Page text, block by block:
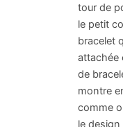
tour de
le petit
bracelet
attachée
de
montre
comme
le